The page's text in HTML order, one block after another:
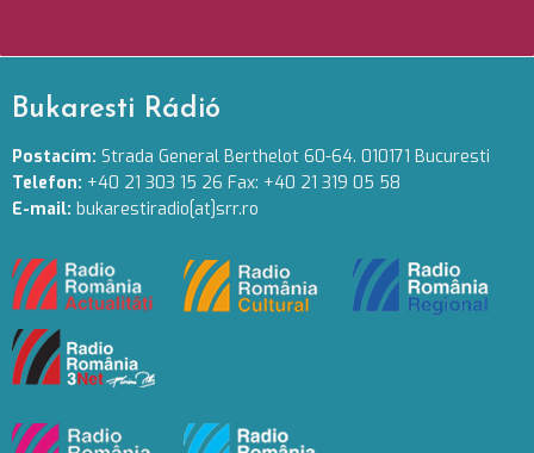
Bukaresti Rádió
Postacím: Strada General Berthelot 60-64. 010171 Bucuresti
Telefon: +40 21 303 15 26 Fax: +40 21 319 05 58
E-mail: bukarestiradio[at]srr.ro